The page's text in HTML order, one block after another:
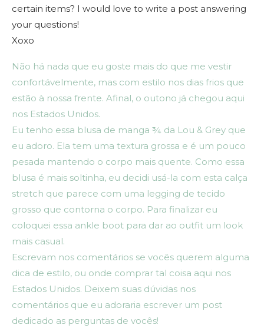
certain items? I would love to write a post answering
your questions!
Xoxo
Não há nada que eu goste mais do que me vestir
confortávelmente, mas com estilo nos dias frios que
estão à nossa frente. Afinal, o outono já chegou aqui
nos Estados Unidos.
Eu tenho essa blusa de manga ¾ da Lou & Grey que
eu adoro. Ela tem uma textura grossa e é um pouco
pesada mantendo o corpo mais quente. Como essa
blusa é mais soltinha, eu decidi usá-la com esta calça
stretch que parece com uma legging de tecido
grosso que contorna o corpo. Para finalizar eu
coloquei essa ankle boot para dar ao outfit um look
mais casual.
Escrevam nos comentários se vocês querem alguma
dica de estilo, ou onde comprar tal coisa aqui nos
Estados Unidos. Deixem suas dúvidas nos
comentários que eu adoraria escrever um post
dedicado as perguntas de vocês!